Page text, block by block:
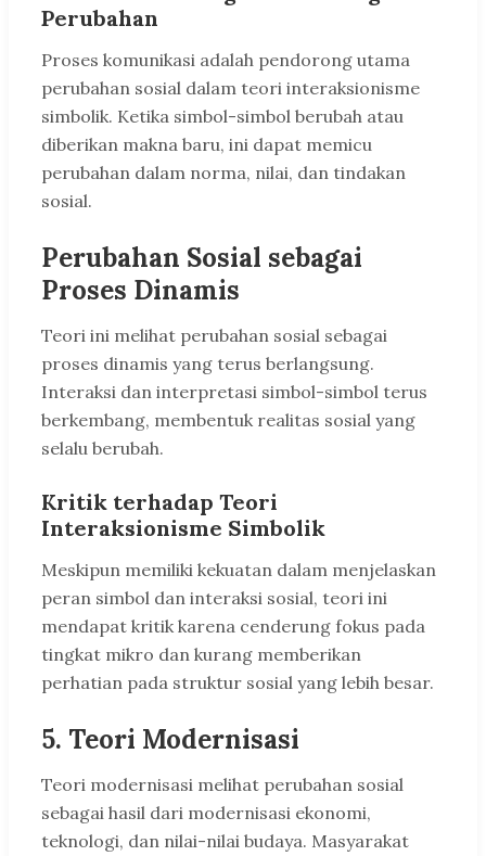
Perubahan
Proses komunikasi adalah pendorong utama
perubahan sosial dalam teori interaksionisme
simbolik. Ketika simbol-simbol berubah atau
diberikan makna baru, ini dapat memicu
perubahan dalam norma, nilai, dan tindakan
sosial.
Perubahan Sosial sebagai
Proses Dinamis
Teori ini melihat perubahan sosial sebagai
proses dinamis yang terus berlangsung.
Interaksi dan interpretasi simbol-simbol terus
berkembang, membentuk realitas sosial yang
selalu berubah.
Kritik terhadap Teori
Interaksionisme Simbolik
Meskipun memiliki kekuatan dalam menjelaskan
peran simbol dan interaksi sosial, teori ini
mendapat kritik karena cenderung fokus pada
tingkat mikro dan kurang memberikan
perhatian pada struktur sosial yang lebih besar.
5. Teori Modernisasi
Teori modernisasi melihat perubahan sosial
sebagai hasil dari modernisasi ekonomi,
teknologi, dan nilai-nilai budaya. Masyarakat